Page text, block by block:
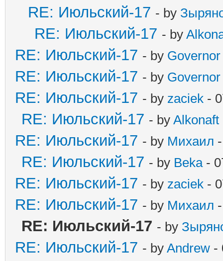
RE: Июльский-17 - by
RE: Июльский-17 - by
RE: Июльский-17 - by Governor
RE: Июльский-17 - by Governor
RE: Июльский-17 - by zaciek -
RE: Июльский-17 - by Alkonaft
RE: Июльский-17 - by Михаил
RE: Июльский-17 - by Beka-
RE: Июльский-17 - by zaciek -
RE: Июльский-17 - by Михаил
RE: Июльский-17 - by
RE: Июльский-17 - by Andrew -